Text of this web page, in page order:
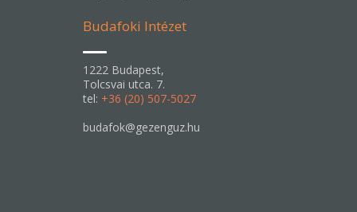
Budafoki Intézet
1222 Budapest,
Tolcsvai utca. 7.
tel: +36 (20) 507-5027
budafok@gezenguz.hu